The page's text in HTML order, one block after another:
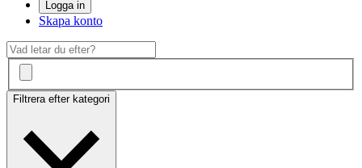
Logga in
Skapa konto
Filtrera efter kategori